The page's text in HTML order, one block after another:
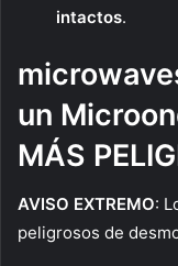
intactos.
un
MÁS
AVISO EXTREMO:
peligrosos de